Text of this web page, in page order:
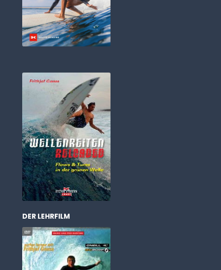
DER LEHRFILM